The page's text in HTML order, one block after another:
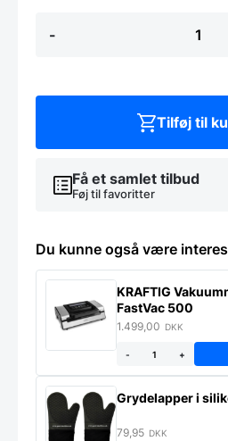
-
Grøntsagskniv
Risvig
Få et samlet tilbud
Føj til favoritter
Tilføj til
Du kunne også være
KRAFTIG
FastVac 500
1.499,00 DKK
- +
Grydelapper i
79,95 DKK